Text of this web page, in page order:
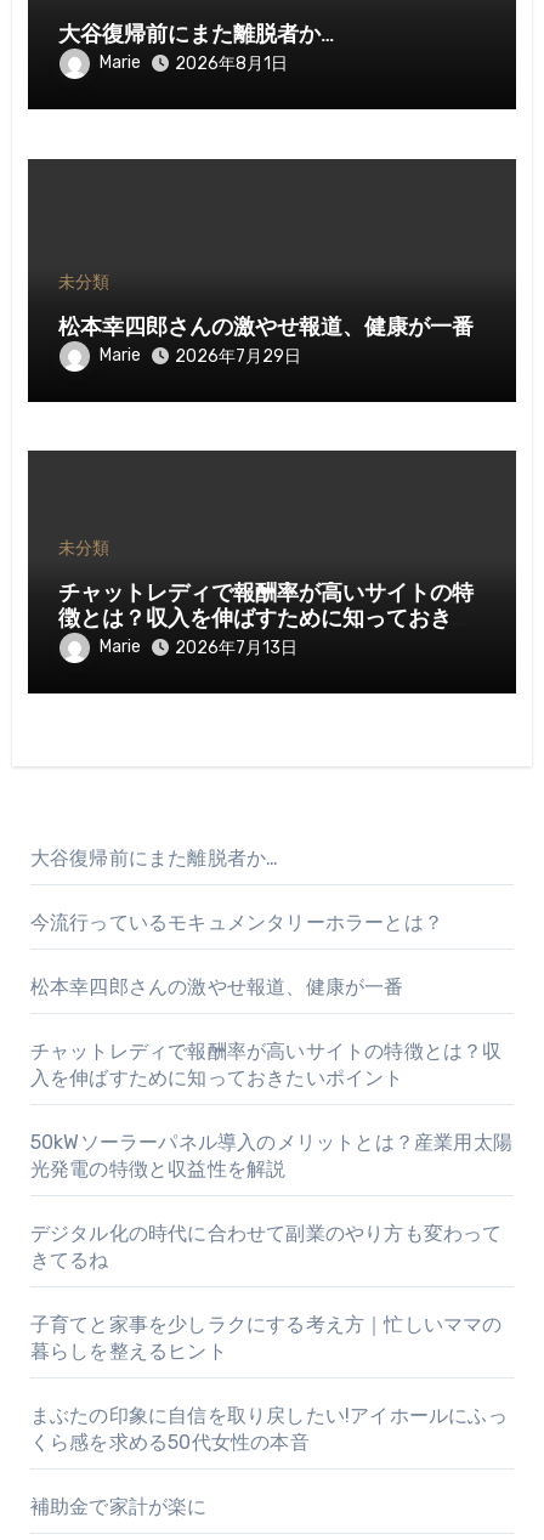
大谷復帰前にまた離脱者か…
Marie 2026年8月1日
未分類
松本幸四郎さんの激やせ報道、健康が一番
Marie 2026年7月29日
未分類
チャットレディで報酬率が高いサイトの特
徴とは？収入を伸ばすために知っておきた
いポイント
Marie 2026年7月13日
大谷復帰前にまた離脱者か…
今流行っているモキュメンタリーホラーとは？
松本幸四郎さんの激やせ報道、健康が一番
チャットレディで報酬率が高いサイトの特徴とは？収
入を伸ばすために知っておきたいポイント
50kWソーラーパネル導入のメリットとは？産業用太陽
光発電の特徴と収益性を解説
デジタル化の時代に合わせて副業のやり方も変わって
きてるね
子育てと家事を少しラクにする考え方｜忙しいママの
暮らしを整えるヒント
まぶたの印象に自信を取り戻したい!アイホールにふっ
くら感を求める50代女性の本音
補助金で家計が楽に